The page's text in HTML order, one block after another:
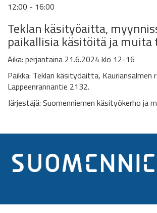
12:00 - 16:00
Teklan käsityöaitta,
paikallisia käsitöitä ja
Aika: perjantaina 21.6.2024 klo 12-16
Paikka: Teklan käsityöaitta, Kauriansalmen
Lappeenrannantie 2132.
Järjestäjä: Suomenniemen käsityökerho ja